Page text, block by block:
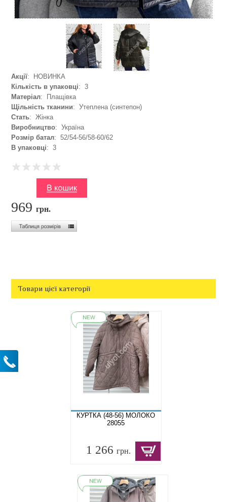
Акції: НОВИНКА
Кількість в упаковці: 3
Матеріал: Плащівка
Щільність тканини: Утеплена (синтепон)
Стать: Жінка
Виробництво: Україна
Розмір батал: 52/54-56/58-60/62
В упаковці: 3
969грн.
Товари цієї категорії
КУРТКА (48-56) МОЛОКО
28055
1 266грн.